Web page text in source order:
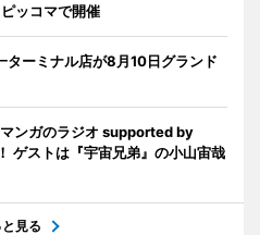
ッコマで開催
ターミナル店が8月10日グランド
ンガのラジオ supported by
ゲストは『宇宙兄弟』の小山宙哉
と見る